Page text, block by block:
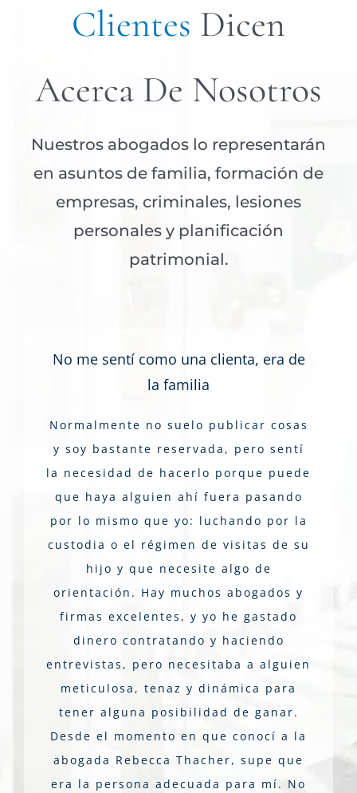
Clientes Dicen
Acerca De Nosotros
Nuestros abogados lo representarán
en asuntos de familia, formación de
empresas, criminales, lesiones
personales y planificación
patrimonial.
No me sentí como una clienta, era de
la familia
Normalmente no suelo publicar cosas
y soy bastante reservada, pero sentí
la necesidad de hacerlo porque puede
que haya alguien ahí fuera pasando
por lo mismo que yo: luchando por la
custodia o el régimen de visitas de su
hijo y que necesite algo de
orientación. Hay muchos abogados y
firmas excelentes, y yo he gastado
dinero contratando y haciendo
entrevistas, pero necesitaba a alguien
meticulosa, tenaz y dinámica para
tener alguna posibilidad de ganar.
Desde el momento en que conocí a la
abogada Rebecca Thacher, supe que
era la persona adecuada para mí. No